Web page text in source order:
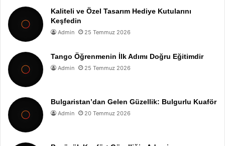
Kaliteli ve Özel Tasarım Hediye Kutularını
Keşfedin
Admin 25 Temmuz 2026
Tango Öğrenmenin İlk Adımı Doğru Eğitimdir
Admin 25 Temmuz 2026
Bulgaristan’dan Gelen Güzellik: Bulgurlu Kuaför
Admin 20 Temmuz 2026